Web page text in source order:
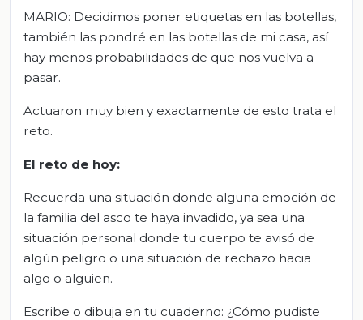
MARIO: Decidimos poner etiquetas en las botellas,
también las pondré en las botellas de mi casa, así
hay menos probabilidades de que nos vuelva a
pasar.
Actuaron muy bien y exactamente de esto trata el
reto.
El reto de hoy:
Recuerda una situación donde alguna emoción de
la familia del asco te haya invadido, ya sea una
situación personal donde tu cuerpo te avisó de
algún peligro o una situación de rechazo hacia
algo o alguien.
Escribe o dibuja en tu cuaderno: ¿Cómo pudiste